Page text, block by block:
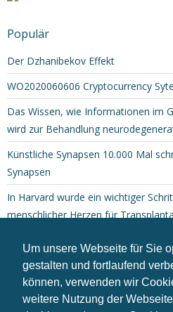
Um unsere Webseite für Sie
gestalten und fortlaufend
können, verwenden wir
weitere Nutzung der
Populär
Der Dzhanibekov Effekt
WO2020060606 Cryptocurrency
Das Wissen, wie Informationen im
wird zur Behandlung
Künstliche Synapsen 10.000 Mal
Synapsen
In Harvard wurde ein wichtiger
menschlicher Herzen für